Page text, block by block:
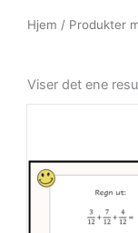
Hjem / Produkter
Viser det ene